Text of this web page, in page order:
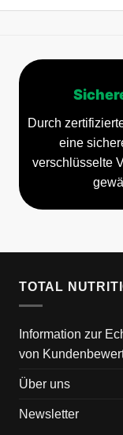
Durch
eine
verschlüsselte
TOTAL
Information zur
von
Über uns
Newsletter